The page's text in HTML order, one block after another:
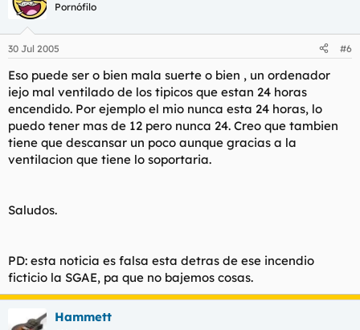
Pornófilo
30 Jul 2005 #6
Eso puede ser o bien mala suerte o bien , un ordenador
iejo mal ventilado de los tipicos que estan 24 horas
encendido. Por ejemplo el mio nunca esta 24 horas, lo
puedo tener mas de 12 pero nunca 24. Creo que tambien
tiene que descansar un poco aunque gracias a la
ventilacion que tiene lo soportaria.
Saludos.
PD: esta noticia es falsa esta detras de ese incendio
ficticio la SGAE, pa que no bajemos cosas.
Hammett